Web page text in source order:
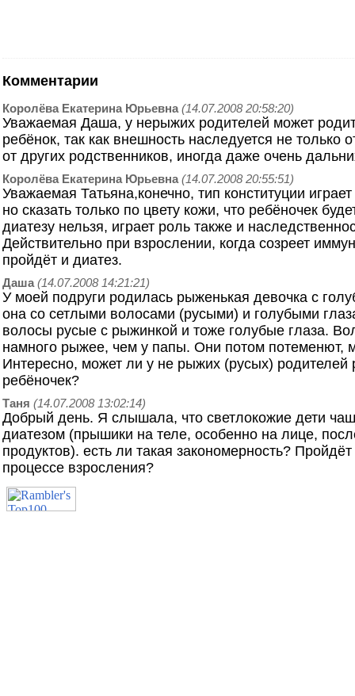
Комментарии
Королёва Екатерина Юрьевна (14.07.2008 20:58:20)
Уважаемая Даша, у нерыжих родителей может
ребёнок, так как внешность наследуется не только
от других родственников, иногда даже очень
Королёва Екатерина Юрьевна (14.07.2008 20:55:51)
Уважаемая Татьяна,конечно, тип конституции
но сказать только по цвету кожи, что ребёночек
диатезу нельзя, играет роль также и
Действительно при взрослении, когда созреет
пройдёт и диатез.
Даша (14.07.2008 14:21:21)
У моей подруги родилась рыженькая девочка с
она со сетлыми волосами (русыми) и голубыми
волосы русые с рыжинкой и тоже голубые глаза.
намного рыжее, чем у папы. Они потом потеменют,
Интересно, может ли у не рыжих (русых) родителей
ребёночек?
Таня (14.07.2008 13:02:14)
Добрый день. Я слышала, что светлокожие дети
диатезом (прышики на теле, особенно на лице,
продуктов). есть ли такая закономерность?
процессе взросления?